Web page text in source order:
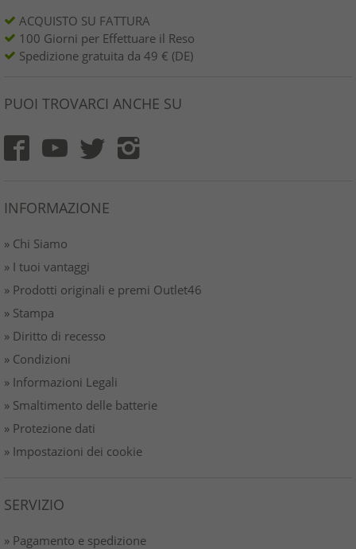
ACQUISTO SU FATTURA
100 Giorni per Effettuare il Reso
Spedizione gratuita da 49 € (DE)
PUOI TROVARCI ANCHE SU
INFORMAZIONE
» Chi Siamo
» I tuoi vantaggi
» Prodotti originali e premi Outlet46
» Stampa
» Diritto di recesso
» Condizioni
» Informazioni Legali
» Smaltimento delle batterie
» Protezione dati
» Impostazioni dei cookie
SERVIZIO
» Pagamento e spedizione